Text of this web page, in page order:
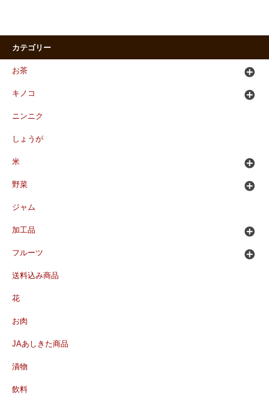
カテゴリー
お茶
キノコ
ニンニク
しょうが
米
野菜
ジャム
加工品
フルーツ
送料込み商品
花
お肉
JAあしきた商品
漬物
飲料